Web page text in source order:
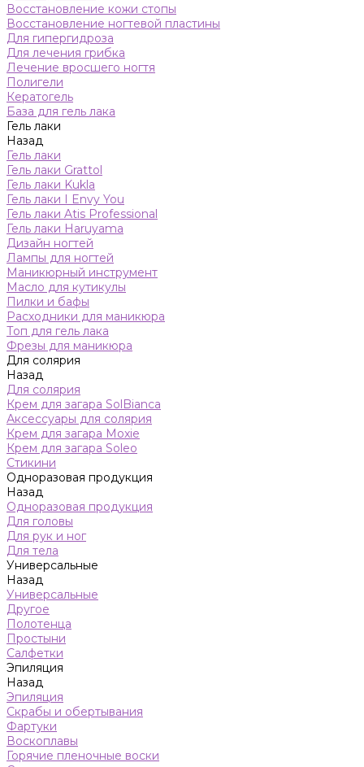
Восстановление кожи стопы
Восстановление ногтевой пластины
Для гипергидроза
Для лечения грибка
Лечение вросшего ногтя
Полигели
Кератогель
База для гель лака
Гель лаки
Назад
Гель лаки
Гель лаки Grattol
Гель лаки Kukla
Гель лаки I Envy You
Гель лаки Atis Professional
Гель лаки Haruyama
Дизайн ногтей
Лампы для ногтей
Маникюрный инструмент
Масло для кутикулы
Пилки и бафы
Расходники для маникюра
Топ для гель лака
Фрезы для маникюра
Для солярия
Назад
Для солярия
Крем для загара SolBianca
Аксессуары для солярия
Крем для загара Moxie
Крем для загара Soleo
Стикини
Одноразовая продукция
Назад
Одноразовая продукция
Для головы
Для рук и ног
Для тела
Универсальные
Назад
Универсальные
Другое
Полотенца
Простыни
Салфетки
Эпиляция
Назад
Эпиляция
Скрабы и обертывания
Фартуки
Воскоплавы
Горячие пленочные воски